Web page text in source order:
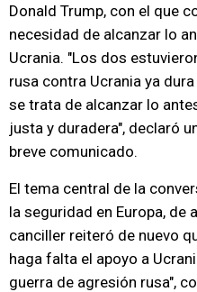
Donald Trump, con el que
necesidad de alcanzar lo
Ucrania. "Los dos
rusa contra Ucrania ya
se trata de alcanzar lo
justa y duradera", declaró
breve comunicado.
El tema central de la
la seguridad en Europa, de
canciller reiteró de nuevo
haga falta el apoyo a
guerra de agresión rusa",